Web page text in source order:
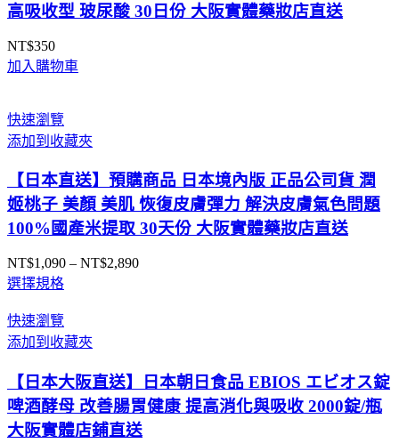
高吸收型 玻尿酸 30日份 大阪實體藥妝店直送
NT$350
加入購物車
快速瀏覽
添加到收藏夾
【日本直送】預購商品 日本境內版 正品公司貨 潤
姬桃子 美顏 美肌 恢復皮膚彈力 解決皮膚氣色問題
100%國產米提取 30天份 大阪實體藥妝店直送
NT$1,090 – NT$2,890價
NT$2,890
選擇規格
快速瀏覽
添加到收藏夾
【日本大阪直送】日本朝日食品 EBIOS エビオス錠
啤酒酵母 改善腸胃健康 提高消化與吸收 2000錠/瓶
大阪實體店鋪直送